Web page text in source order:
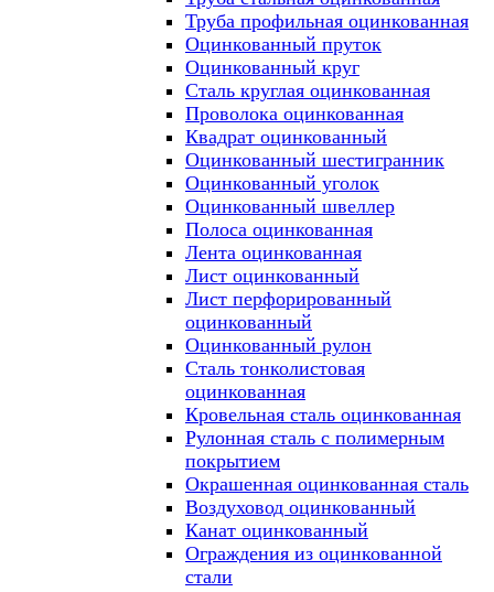
Труба профильная оцинкованная
Оцинкованный пруток
Оцинкованный круг
Сталь круглая оцинкованная
Проволока оцинкованная
Квадрат оцинкованный
Оцинкованный шестигранник
Оцинкованный уголок
Оцинкованный швеллер
Полоса оцинкованная
Лента оцинкованная
Лист оцинкованный
Лист перфорированный
оцинкованный
Оцинкованный рулон
Сталь тонколистовая
оцинкованная
Кровельная сталь оцинкованная
Рулонная сталь с полимерным
покрытием
Окрашенная оцинкованная сталь
Воздуховод оцинкованный
Канат оцинкованный
Ограждения из оцинкованной
стали